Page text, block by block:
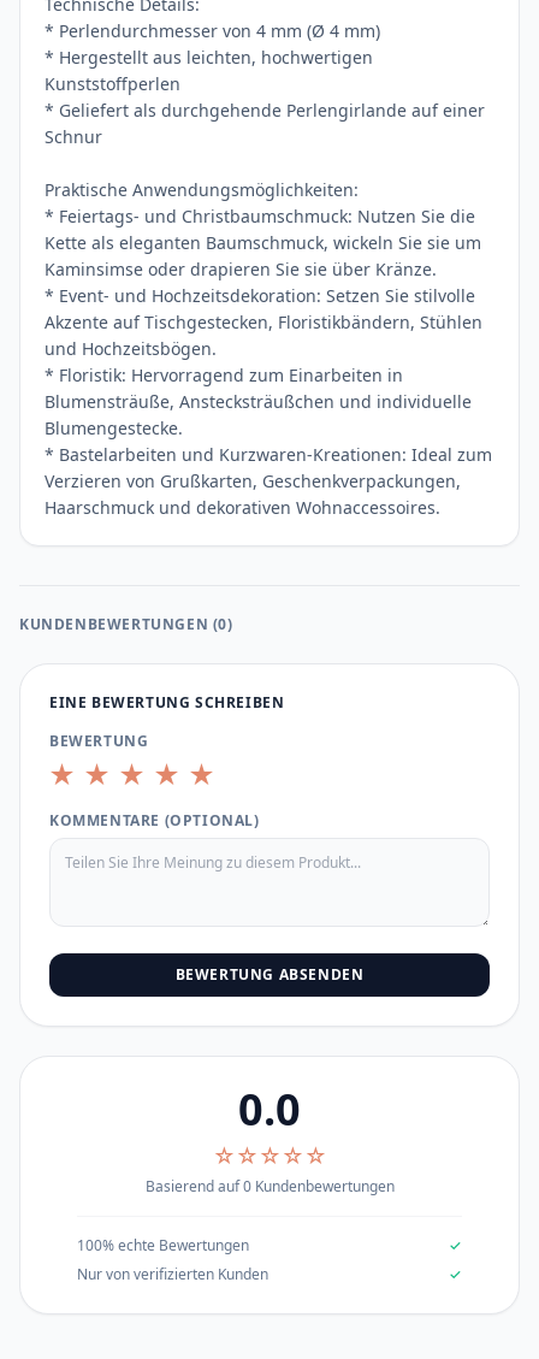
* Perlendurchmesser von 4 mm (Ø 4 mm)
* Hergestellt aus leichten, hochwertigen
Kunststoffperlen
* Geliefert als durchgehende Perlengirlande auf einer
Schnur
Praktische Anwendungsmöglichkeiten:
* Feiertags- und Christbaumschmuck: Nutzen Sie die
Kette als eleganten Baumschmuck, wickeln Sie sie um
Kaminsimse oder drapieren Sie sie über Kränze.
* Event- und Hochzeitsdekoration: Setzen Sie stilvolle
Akzente auf Tischgestecken, Floristikbändern, Stühlen
und Hochzeitsbögen.
* Floristik: Hervorragend zum Einarbeiten in
Blumensträuße, Anstecksträußchen und individuelle
Blumengestecke.
* Bastelarbeiten und Kurzwaren-Kreationen: Ideal zum
Verzieren von Grußkarten, Geschenkverpackungen,
Haarschmuck und dekorativen Wohnaccessoires.
KUNDENBEWERTUNGEN (0)
EINE BEWERTUNG SCHREIBEN
BEWERTUNG
★ ★ ★ ★ ★
KOMMENTARE (OPTIONAL)
BEWERTUNG ABSENDEN
0.0
☆☆☆☆☆
Basierend auf 0 Kundenbewertungen
100% echte Bewertungen
✓
Nur von verifizierten Kunden
✓